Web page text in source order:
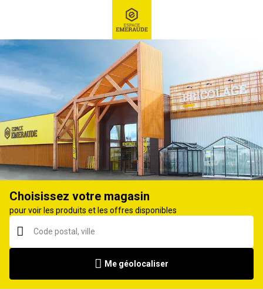
Ex : Robot tondeuse, ...
Guide et chaîne de tronçonneuse
Choisissez votre magasin
pour voir les produits et les offres disponibles
Me géolocaliser